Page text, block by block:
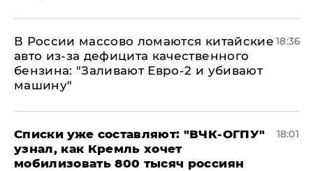
В России массово ломаются китайские
авто из-за дефицита качественного
бензина: "Заливают Евро-2 и убивают
машину"
18:36
Списки уже составляют: "ВЧК-ОГПУ"
узнал, как Кремль хочет
мобилизовать 800 тысяч россиян
18:01